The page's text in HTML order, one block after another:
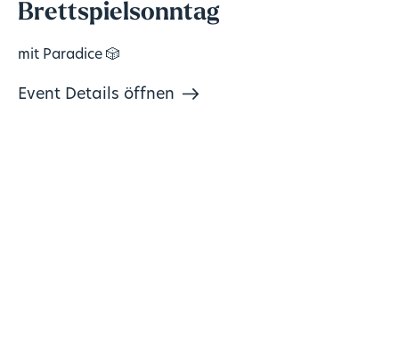
Brettspielsonntag
mit Paradice 🎲
Event Details öffnen